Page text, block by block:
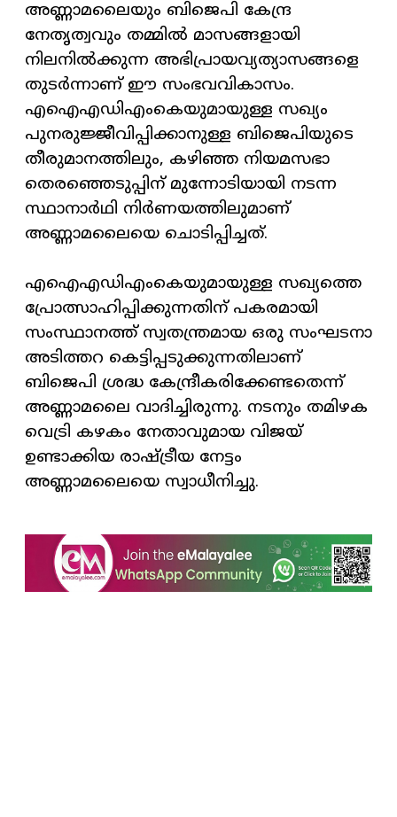
അണ്ണാമലൈയും ബിജെപി കേന്ദ്ര
നേതൃത്വവും തമ്മിൽ മാസങ്ങളായി
നിലനിൽക്കുന്ന അഭിപ്രായവ്യത്യാസങ്ങളെ
തുടർന്നാണ് ഈ സംഭവവികാസം.
എഐഎഡിഎംകെയുമായുള്ള സഖ്യം
പുനരുജ്ജീവിപ്പിക്കാനുള്ള ബിജെപിയുടെ
തീരുമാനത്തിലും, കഴിഞ്ഞ നിയമസഭാ
തെരഞ്ഞെടുപ്പിന് മുന്നോടിയായി നടന്ന
സ്ഥാനാർഥി നിർണയത്തിലുമാണ്
അണ്ണാമലൈയെ ചൊടിപ്പിച്ചത്.
എഐഎഡിഎംകെയുമായുള്ള സഖ്യത്തെ
പ്രോത്സാഹിപ്പിക്കുന്നതിന് പകരമായി
സംസ്ഥാനത്ത് സ്വതന്ത്രമായ ഒരു സംഘടനാ
അടിത്തറ കെട്ടിപ്പടുക്കുന്നതിലാണ്
ബിജെപി ശ്രദ്ധ കേന്ദ്രീകരിക്കേണ്ടതെന്ന്
അണ്ണാമലൈ വാദിച്ചിരുന്നു. നടനും തമിഴക
വെട്രി കഴകം നേതാവുമായ വിജയ്
ഉണ്ടാക്കിയ രാഷ്ട്രീയ നേട്ടം
അണ്ണാമലൈയെ സ്വാധീനിച്ചു.